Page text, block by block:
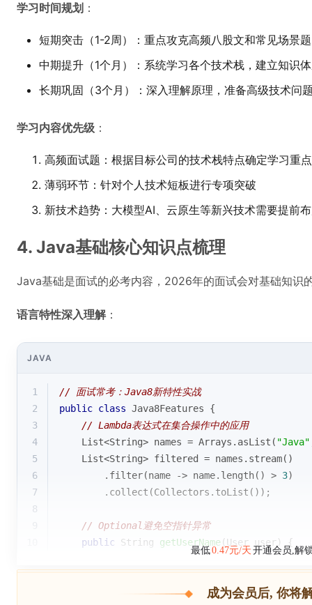
学习时间规划 ：
短期突击（1-2周）：重点攻克高频八股文和常见场景题
中期提升（1个月）：系统学习各个技术栈，建立知识
长期巩固（3个月）：深入理解原理，准备高级技术问
学习内容优先级 ：
高频面试题：根据目标公司的技术栈特点确定学习重点
薄弱环节：针对个人技术短板进行专项突破
新技术趋势：大模型AI、云原生等新兴技术需要提前
4. Java基础核心知识点梳理
Java基础是面试的必考内容，2026年的面试会对基础知识
语言特性深入理解：
JAVA
1
// 面试常考：Java8新特性实战
2
public class Java8Features
{
3
// Lambda表达式在集合操作中的应用
4
    List<String> names = Arrays.asList(
"Java"
5
    List<String> filtered = names.stream()
6
        .filter(name -> name.length() >
3)
7
        .collect(Collectors.toList());
8
// Optional避免空指针异常
public String getUserName(User user) {
最低0.47元/天 开通会员,解
成为会员后, 你将